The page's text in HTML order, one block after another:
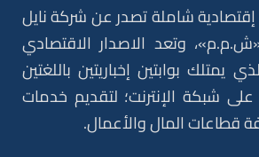
شاملة تصدر عن شركة نايل
وتعد الاصدار الاقتصادي
يمتلك بوابتين إخباريتين باللغتين
على شبكة الإنترنت؛ لتقديم خدمات
قطاعات المال والأعمال.